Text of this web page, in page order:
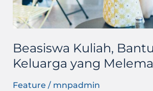
Beasiswa Kuliah,
Keluarga yang
Feature / mnpadmin